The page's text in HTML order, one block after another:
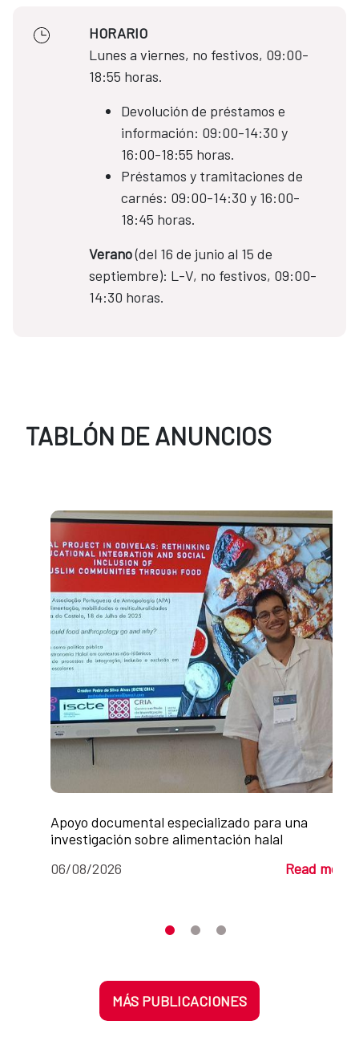
HORARIO
Lunes a viernes, no festivos, 09:00-
18:55 horas.
Devolución de préstamos e
información: 09:00-14:30 y
16:00-18:55 horas.
Préstamos y tramitaciones de
carnés: 09:00-14:30 y 16:00-
18:45 horas.
Verano(del 16 de junio al 15 de
septiembre): L-V, no festivos, 09:00-
14:30 horas.
TABLÓN DE ANUNCIOS
Apoyo documental especializado para una
investigación sobre alimentación halal
06/08/2026
Read more
Moves the carousel to its element
Moves the carousel to its
Moves the carousel to its
MÁS PUBLICACIONES